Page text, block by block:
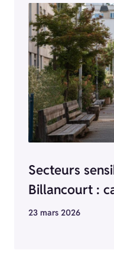
Secteurs
Billancourt :
23 mars 2026